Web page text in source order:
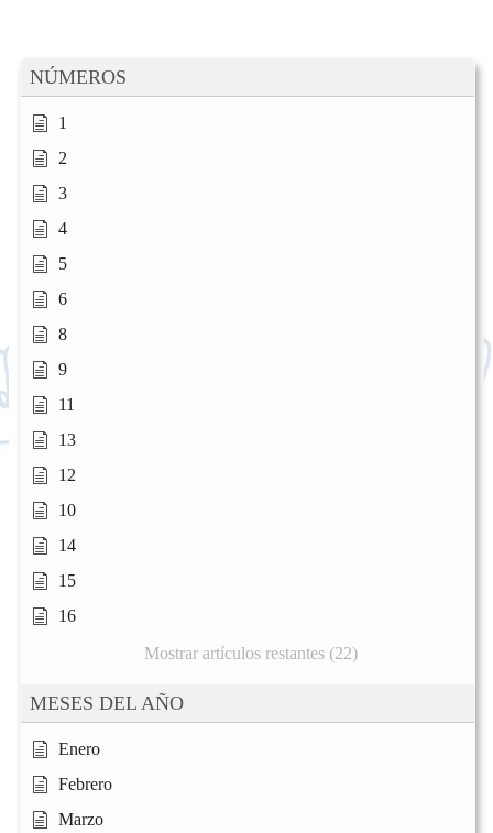
NÚMEROS
1
2
3
4
5
6
8
9
11
13
12
10
14
15
16
Mostrar artículos restantes (22)
MESES DEL AÑO
Enero
Febrero
Marzo